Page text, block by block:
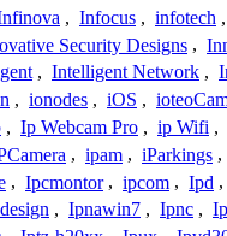
, Infocus , infotech ,
Security Designs ,
, Intelligent Network ,
, ionodes , iOS ,
, Ip Webcam Pro , ip Wifi ,
, ipam , iParkings ,
, Ipcmontor , ipcom , Ipd ,
, Ipnawin7 , Ipnc ,